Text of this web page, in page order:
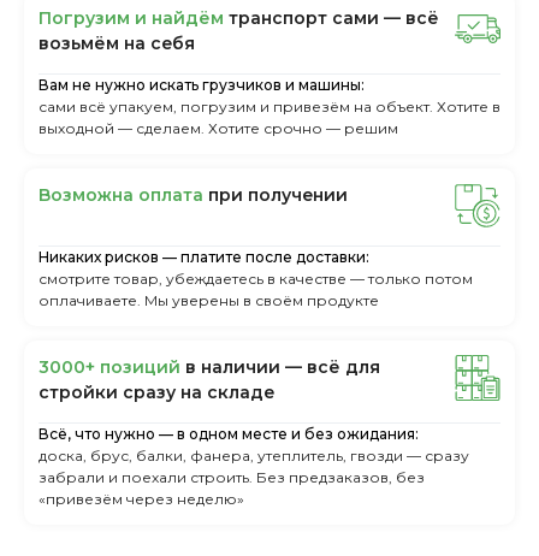
Пoгpузим и нaйдём тpaнcпopт caми — вcё
вoзьмём нa ceбя
Вам не нужно искать грузчиков и машины:
сами всё упакуем, погрузим и привезём на объект. Хотите в
выходной — сделаем. Хотите срочно — решим
Boзмoжнa oплaтa пpи пoлучeнии
Никаких рисков — платите после доставки:
смотрите товар, убеждаетесь в качестве — только потом
оплачиваете. Мы уверены в своём продукте
3000+ пoзиций в нaличии — вcё для
cтpoйки cpaзу нa cклaдe
Всё, что нужно — в одном месте и без ожидания:
доска, брус, балки, фанера, утеплитель, гвозди — сразу
забрали и поехали строить. Без предзаказов, без
«привезём через неделю»